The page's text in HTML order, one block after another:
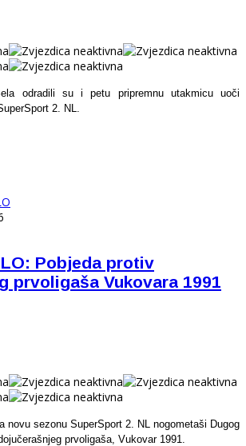
odradili su i petu pripremnu utakmicu uoči
2. NL.
Pobjeda protiv
prvoligaša Vukovara 1991
novu sezonu SuperSport 2. NL nogometaši Dugog
prvoligaša, Vukovar 1991.